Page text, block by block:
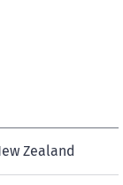
Zealand